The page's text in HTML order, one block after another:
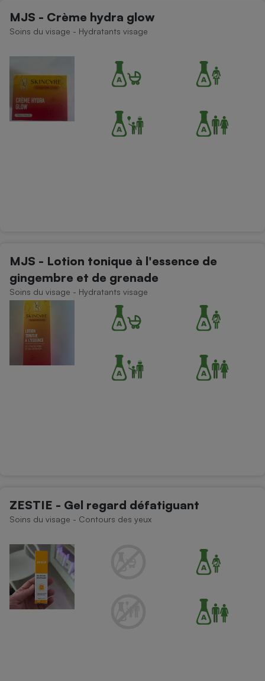
MJS - Crème hydra glow
Soins du visage - Hydratants visage
MJS - Lotion tonique à l'essence de
gingembre et de grenade
Soins du visage - Hydratants visage
ZESTIE - Gel regard défatiguant
Soins du visage - Contours des yeux